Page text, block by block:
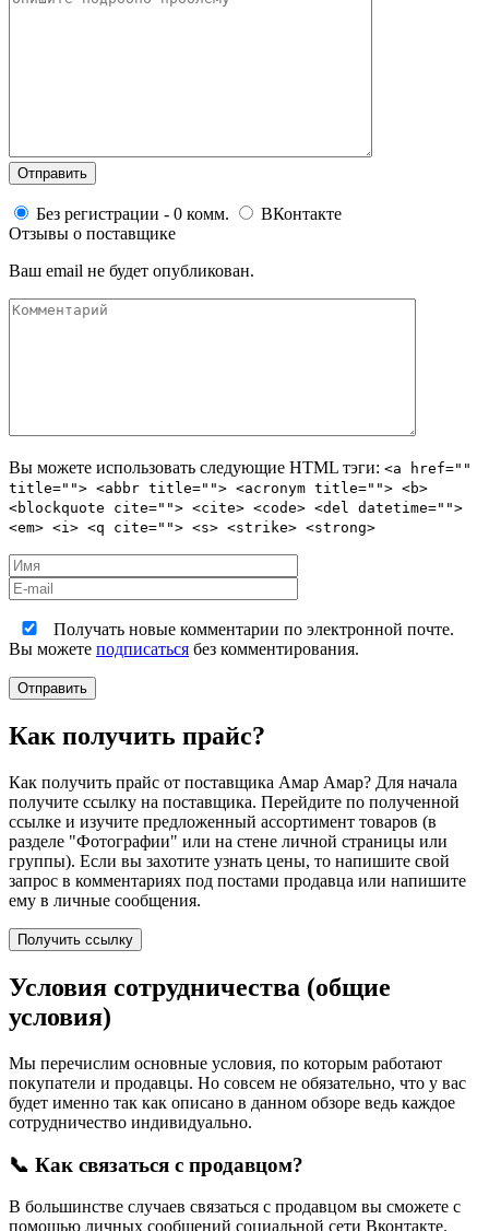
Без регистрации - 0 комм.
ВКонтакте
Отзывы о поставщике
Ваш email не будет опубликован.
Вы можете использовать следующие HTML тэги: <a href=""
title=""> <abbr title=""> <acronym title=""> <b>
<blockquote cite=""> <cite> <code> <del datetime="">
<em> <i> <q cite=""> <s> <strike> <strong>
Получать новые комментарии по электронной почте.
Вы можете подписаться без комментирования.
Как получить прайс?
Как получить прайс от поставщика Амар Амар? Для начала
получите ссылку на поставщика. Перейдите по полученной
ссылке и изучите предложенный ассортимент товаров (в
разделе "Фотографии" или на стене личной страницы или
группы). Если вы захотите узнать цены, то напишите свой
запрос в комментариях под постами продавца или напишите
ему в личные сообщения.
Получить ссылку
Условия сотрудничества (общие
условия)
Мы перечислим основные условия, по которым работают
покупатели и продавцы. Но совсем не обязательно, что у вас
будет именно так как описано в данном обзоре ведь каждое
сотрудничество индивидуально.
📞 Как связаться с продавцом?
В большинстве случаев связаться с продавцом вы сможете с
помощью личных сообщений социальной сети Вконтакте.